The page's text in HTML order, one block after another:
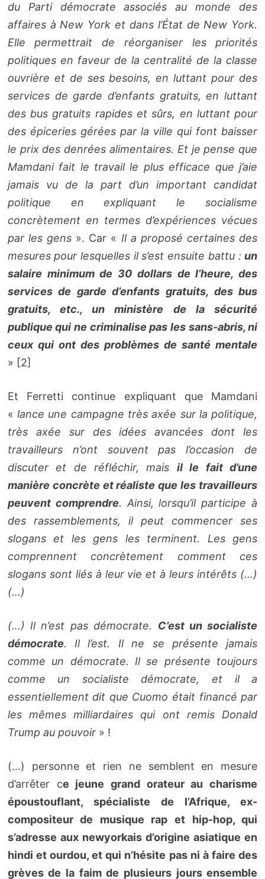
du Parti démocrate associés au monde des
affaires à New York et dans l’État de New York.
Elle permettrait de réorganiser les priorités
politiques en faveur de la centralité de la classe
ouvrière et de ses besoins, en luttant pour des
services de garde d’enfants gratuits, en luttant
des bus gratuits rapides et sûrs, en luttant pour
des épiceries gérées par la ville qui font baisser
le prix des denrées alimentaires. Et je pense que
Mamdani fait le travail le plus efficace que j’aie
jamais vu de la part d’un important candidat
politique en expliquant le socialisme
concrètement en termes d’expériences vécues
par les gens ». Car « Il a proposé certaines des
mesures pour lesquelles il s’est ensuite battu :un
salaire minimum de 30 dollars de l’heure, des
services de garde d’enfants gratuits, des bus
gratuits, etc., un ministère de la sécurité
publique qui ne criminalise pas les sans-abris, ni
ceux qui ont des problèmes de santé mentale
» [2]
Et Ferretti continue expliquant que Mamdani
«lance une campagne très axée sur la politique,
très axée sur des idées avancées dont les
travailleurs n’ont souvent pas l’occasion de
discuter et de réfléchir, mais il le fait d’une
manière concrète et réaliste que les travailleurs
peuvent comprendre. Ainsi, lorsqu’il participe à
des rassemblements, il peut commencer ses
slogans et les gens les terminent. Les gens
comprennent concrètement comment ces
slogans sont liés à leur vie et à leurs intérêts (…)
(…)
(…) Il n’est pas démocrate. C’est un socialiste
démocrate. Il l’est. Il ne se présente jamais
comme un démocrate. Il se présente toujours
comme un socialiste démocrate, et il a
essentiellement dit que Cuomo était financé par
les mêmes milliardaires qui ont remis Donald
Trump au pouvoir» !
(…) personne et rien ne semblent en mesure
d’arrêter ce jeune grand orateur au charisme
époustouflant, spécialiste de l’Afrique, ex-
compositeur de musique rap et hip-hop, qui
s’adresse aux newyorkais d’origine asiatique en
hindi et ourdou, et qui n’hésite pas ni à faire des
grèves de la faim de plusieurs jours ensemble